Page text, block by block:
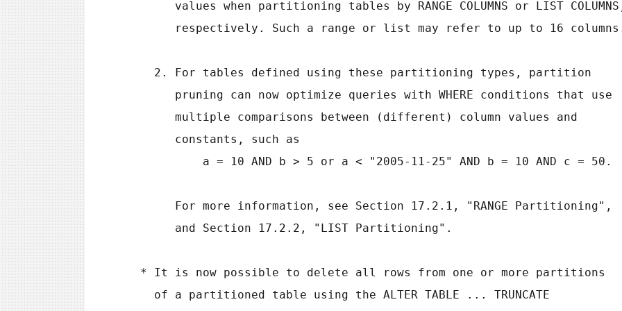
values when partitioning tables by RANGE COLUMNS or LIST
respectively. Such a range or list may refer to up to 16
   2. For tables defined using these partitioning types, partition
      pruning can now optimize queries with WHERE conditions that use
      multiple comparisons between (different) column values and
      constants, such as
          a = 10 AND b > 5 or a < "2005-11-25" AND b = 10 AND c = 50.
      For more information, see Section 17.2.1, "RANGE Partitioning",
      and Section 17.2.2, "LIST Partitioning".
* It is now possible to delete all rows from one or more partitions
   of a partitioned table using the ALTER TABLE ... TRUNCATE